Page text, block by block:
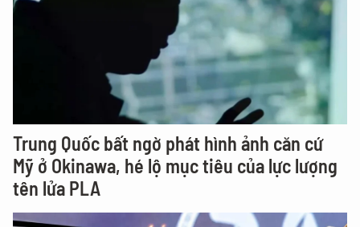
Trung Quốc bất ngờ phát hình ảnh căn cứ
Mỹ ở Okinawa, hé lộ mục tiêu của lực lượng
tên lửa PLA